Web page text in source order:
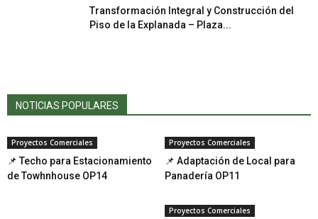
Transformación Integral y Construcción del
Piso de la Explanada – Plaza...
NOTICIAS POPULARES
Proyectos Comerciales
📌 Techo para Estacionamiento
de Towhnhouse OP14
Proyectos Comerciales
📌 Adaptación de Local para
Panadería OP11
Proyectos Comerciales